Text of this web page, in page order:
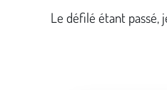
Le défilé étant passé,